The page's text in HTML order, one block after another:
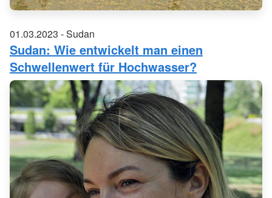
01.03.2023 - Sudan
Sudan: Wie entwickelt man einen
Schwellenwert für Hochwasser?